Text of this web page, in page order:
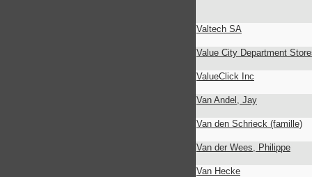
Valtech SA
Value City Department
ValueClick Inc
Van Andel, Jay
Van den Schrieck (famille)
Van der Wees, Philippe
Van Hecke